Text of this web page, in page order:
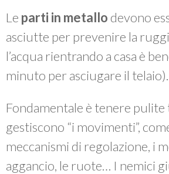
Le parti in metallo devono
asciutte per prevenire la
l’acqua rientrando a casa è
minuto per asciugare il telaio).
Fondamentale è tenere
gestiscono “i movimenti”,
meccanismi di regolazione, i
aggancio, le ruote… I nemici